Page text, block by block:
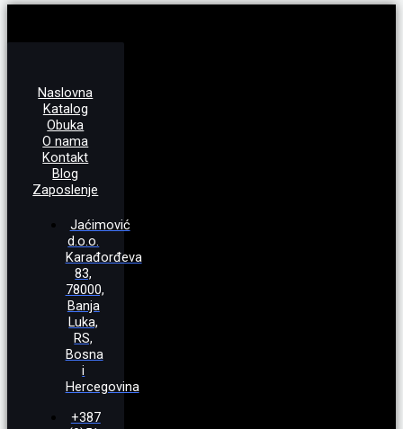
Naslovna
Katalog
Obuka
O nama
Kontakt
Blog
Zaposlenje
Jaćimović
d.o.o.
Karađorđeva
83,
78000,
Banja
Luka,
RS,
Bosna
i
Hercegovina
+387